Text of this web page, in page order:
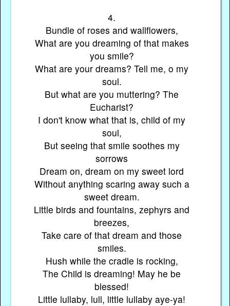
4.
Bundle of roses and wallflowers,
What are you dreaming of that makes
you smile?
What are your dreams? Tell me, o my
soul.
But what are you muttering? The
Eucharist?
I don't know what that is, child of my
soul,
But seeing that smile soothes my
sorrows
Dream on, dream on my sweet lord
Without anything scaring away such a
sweet dream.
Little birds and fountains, zephyrs and
breezes,
Take care of that dream and those
smiles.
Hush while the cradle is rocking,
The Child is dreaming! May he be
blessed!
Little lullaby, lull, little lullaby aye-ya!